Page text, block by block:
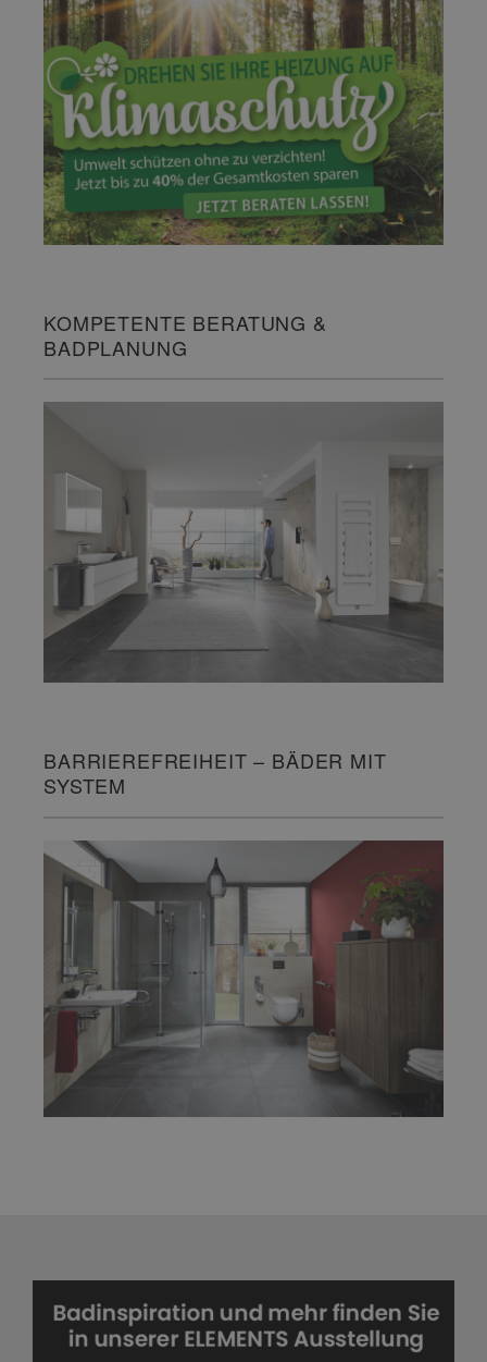
KOMPETENTE BERATUNG &
BADPLANUNG
BARRIEREFREIHEIT – BÄDER MIT
SYSTEM